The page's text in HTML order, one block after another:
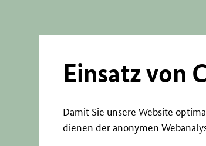
Einsatz von
Damit Sie unsere Website
dienen der anonymen